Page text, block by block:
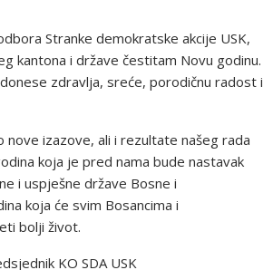
Stranke demokratske akcije USK,
kantona i države čestitam Novu godinu.
zdravlja, sreće, porodičnu radost i
nove izazove, ali i rezultate našeg rada
koja je pred nama bude nastavak
i uspješne države Bosne i
koja će svim Bosancima i
bolji život.
KO SDA USK